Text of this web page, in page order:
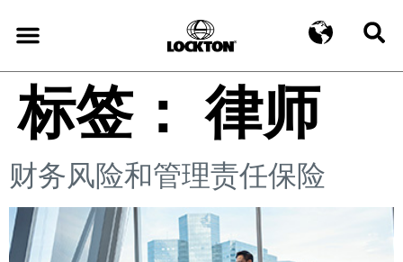
标签：律师
财务风险和管理责任保险